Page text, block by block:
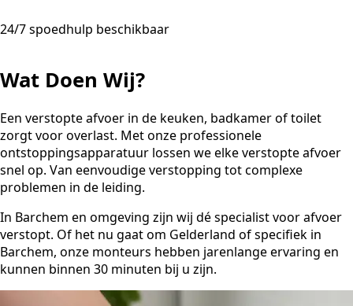
24/7 spoedhulp beschikbaar
Wat Doen Wij?
Een verstopte afvoer in de keuken, badkamer of toilet
zorgt voor overlast. Met onze professionele
ontstoppingsapparatuur lossen we elke verstopte afvoer
snel op. Van eenvoudige verstopping tot complexe
problemen in de leiding.
In Barchem en omgeving zijn wij dé specialist voor afvoer
verstopt. Of het nu gaat om Gelderland of specifiek in
Barchem, onze monteurs hebben jarenlange ervaring en
kunnen binnen 30 minuten bij u zijn.